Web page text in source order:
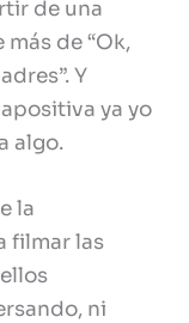
de una
de “Ok,
Y
ya yo
algo.
la
filmar las
ni